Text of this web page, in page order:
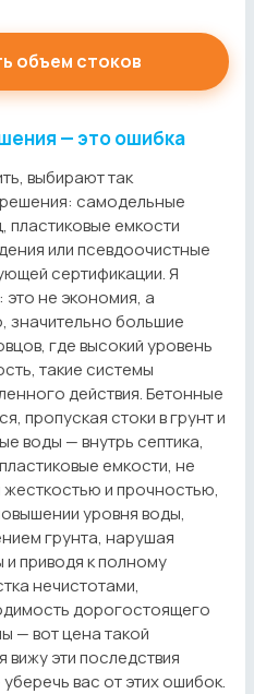
объем стоков
— это ошибка
выбирают так
самодельные
пластиковые емкости
или псевдоочистные
сертификации. Я
не экономия, а
значительно большие
где высокий уровень
такие системы
действия. Бетонные
пропуская стоки в грунт и
воды — внутрь септика,
емкости, не
и прочностью,
уровня воды,
грунта, нарушая
приводя к полному
нечистотами,
дорогостоящего
— вот цена такой
вижу эти последствия
вас от этих ошибок.